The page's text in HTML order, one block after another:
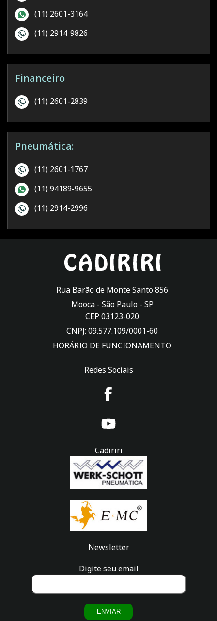
(11) 2601-3164
(11) 2914-9826
Financeiro
(11) 2601-2839
Pneumática:
(11) 2601-1767
(11) 94189-9655
(11) 2914-2996
Rua Barão de Monte Santo 856
Mooca - São Paulo- SP
CEP 03123-020
CNPJ: 09.577.109/0001-60
HORÁRIO DE FUNCIONAMENTO
Redes Sociais
Cadiriri
Newsletter
Digite seu email
ENVIAR